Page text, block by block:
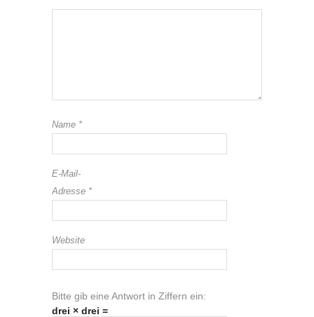
Name *
E-Mail-
Adresse *
Website
Bitte gib eine Antwort in Ziffern ein:
drei × drei =